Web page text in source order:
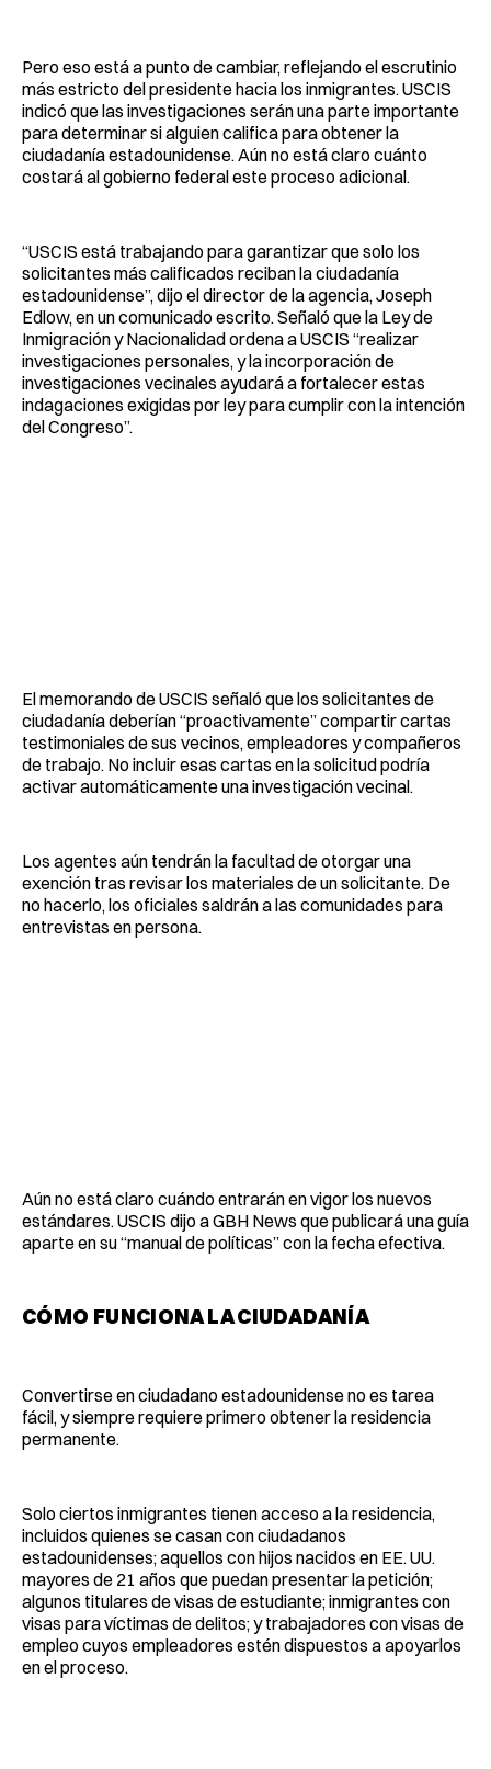
Pero eso está a punto de cambiar, reflejando el escrutinio
más estricto del presidente hacia los inmigrantes. USCIS
indicó que las investigaciones serán una parte importante
para determinar si alguien califica para obtener la
ciudadanía estadounidense. Aún no está claro cuánto
costará al gobierno federal este proceso adicional.
“USCIS está trabajando para garantizar que solo los
solicitantes más calificados reciban la ciudadanía
estadounidense”, dijo el director de la agencia, Joseph
Edlow, en un comunicado escrito. Señaló que la Ley de
Inmigración y Nacionalidad ordena a USCIS “realizar
investigaciones personales, y la incorporación de
investigaciones vecinales ayudará a fortalecer estas
indagaciones exigidas por ley para cumplir con la intención
del Congreso”.
El memorando de USCIS señaló que los solicitantes de
ciudadanía deberían “proactivamente” compartir cartas
testimoniales de sus vecinos, empleadores y compañeros
de trabajo. No incluir esas cartas en la solicitud podría
activar automáticamente una investigación vecinal.
Los agentes aún tendrán la facultad de otorgar una
exención tras revisar los materiales de un solicitante. De
no hacerlo, los oficiales saldrán a las comunidades para
entrevistas en persona.
Aún no está claro cuándo entrarán en vigor los nuevos
estándares. USCIS dijo a GBH News que publicará una guía
aparte en su “manual de políticas” con la fecha efectiva.
CÓMO FUNCIONA LA CIUDADANÍA
Convertirse en ciudadano estadounidense no es tarea
fácil, y siempre requiere primero obtener la residencia
permanente.
Solo ciertos inmigrantes tienen acceso a la residencia,
incluidos quienes se casan con ciudadanos
estadounidenses; aquellos con hijos nacidos en EE. UU.
mayores de 21 años que puedan presentar la petición;
algunos titulares de visas de estudiante; inmigrantes con
visas para víctimas de delitos; y trabajadores con visas de
empleo cuyos empleadores estén dispuestos a apoyarlos
en el proceso.